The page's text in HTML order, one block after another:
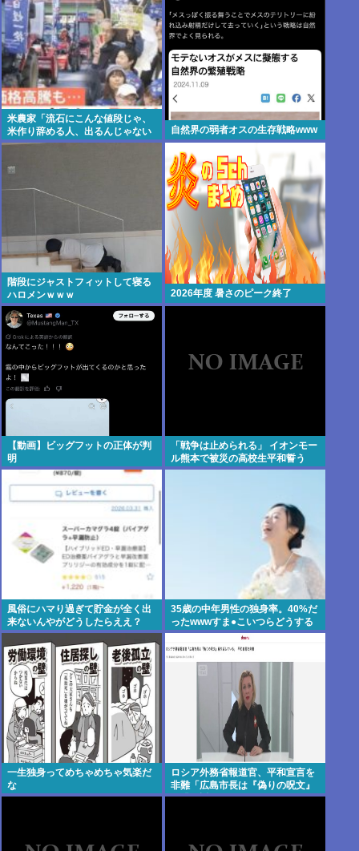
米農家「流石にこんな値段じゃ、
米作り辞める人、出るんじゃない
かなあ？？」
自然界の弱者オスの生存戦略www
階段にジャストフィットして寝る
ハロメンｗｗｗ
2026年度 暑さのピーク終了
【動画】ビッグフットの正体が判
明
「戦争は止められる」 イオンモー
ル熊本で被災の高校生平和誓う
風俗にハマり過ぎて貯金が全く出
来ないんやがどうしたらええ？
35歳の中年男性の独身率。40%だ
ったwwwすま●こいつらどうする
つもり何だ？
一生独身ってめちゃめちゃ気楽だ
な
ロシア外務省報道官、平和宣言を
非難「広島市長は『偽りの呪文』
を繰り返している」